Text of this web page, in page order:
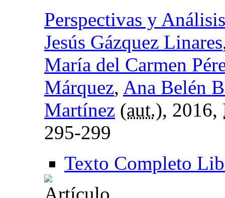
Perspectivas y
Jesús Gázquez Linares
María del Carmen
Márquez, Ana Belén
Martínez (aut.), 2016,
295-299
Texto Completo